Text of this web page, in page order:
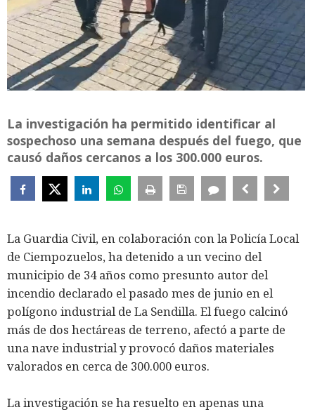
La investigación ha permitido identificar al
sospechoso una semana después del fuego, que
causó daños cercanos a los 300.000 euros.
La Guardia Civil, en colaboración con la Policía Local
de Ciempozuelos, ha detenido a un vecino del
municipio de 34 años como presunto autor del
incendio declarado el pasado mes de junio en el
polígono industrial de La Sendilla. El fuego calcinó
más de dos hectáreas de terreno, afectó a parte de
una nave industrial y provocó daños materiales
valorados en cerca de 300.000 euros.
La investigación se ha resuelto en apenas una